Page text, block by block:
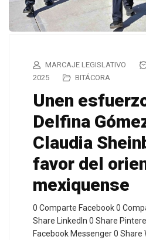
MARCAJE LEGISLATIVO
2025
BITÁCORA
Unen
Delfina
Claudia
favor del
mexiquense
0 Comparte Facebook 0
Share LinkedIn 0 Share
Facebook Messenger 0 Share